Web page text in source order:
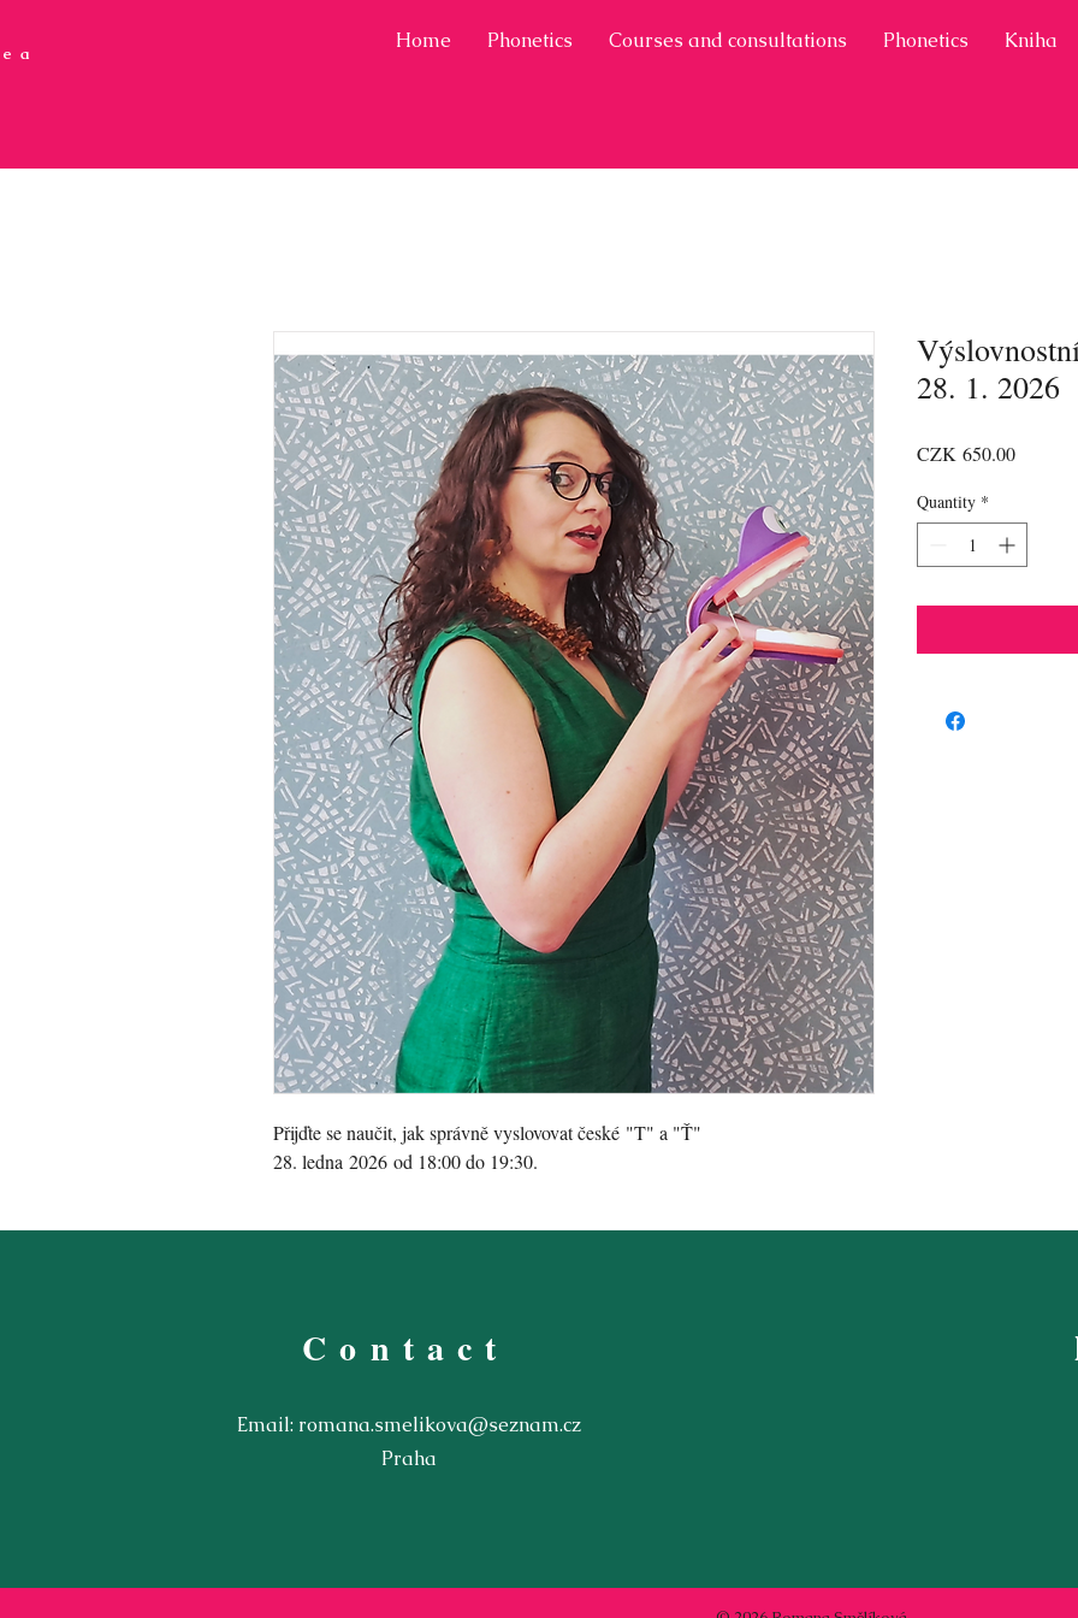
a
Home Phonetics Courses and consultations Phonetics Kniha
Přijďte se naučit, jak správně vyslovovat české "T" a "Ť"
28. ledna 2026 od 18:00 do 19:30.
28. 1. 2026
CZK 650.00Price
Quantity *
Contact
Email: romana.smelikova@seznam.cz
Praha